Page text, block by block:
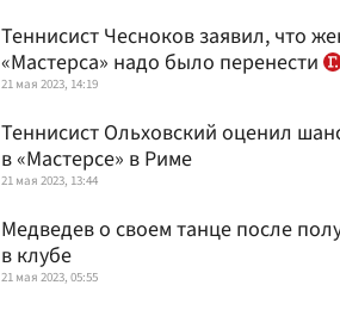
Теннисист Чесноков заявил, что
«Мастерса» надо было перенести
21 мая 2023, 14:19
Теннисист Ольховский оценил
в «Мастерсе» в Риме
21 мая 2023, 13:44
Медведев о своем танце после
в клубе
21 мая 2023, 05:55